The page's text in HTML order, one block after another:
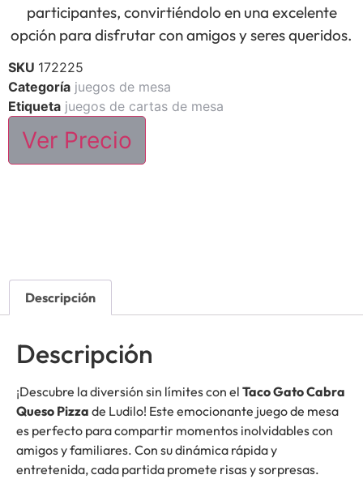
participantes, convirtiéndolo en una excelente
opción para disfrutar con amigos y seres queridos.
SKU 172225
Categoría juegos de mesa
Etiqueta juegos de cartas de mesa
Ver Precio
Descripción
Descripción
¡Descubre la diversión sin límites con el Taco Gato Cabra
Queso Pizza de Ludilo! Este emocionante juego de mesa
es perfecto para compartir momentos inolvidables con
amigos y familiares. Con su dinámica rápida y
entretenida, cada partida promete risas y sorpresas.